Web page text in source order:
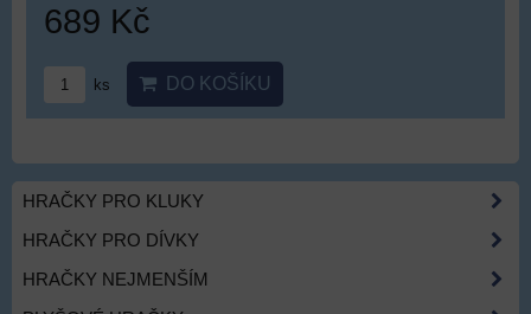
689 Kč
ks DO KOŠÍKU
HRAČKY PRO KLUKY
HRAČKY PRO DÍVKY
HRAČKY NEJMENŠÍM